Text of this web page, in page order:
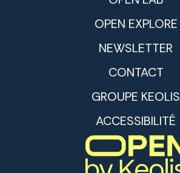
OPEN EXPLORE
NEWSLETTER
CONTACT
GROUPE KEOLIS
ACCESSIBILITÉ